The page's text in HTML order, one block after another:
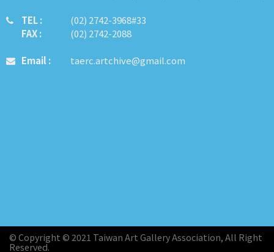
TEL :
FAX :
​​​​(02) 2742-3968#33
(02) 2742-2088
Email : taerc.artchive@gmail.com
© Copyright © 2021 Taiwan Art Gallery Association, All Right
Reserved.